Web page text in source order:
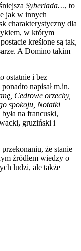
Syberiada…, to
jak w innych
charakterystyczny dla
w którym
kreślone są tak,
A Domino takim
ostatnie i bez
napisał m.in.
Cedrowe orzechy,
spokoju, Notatki
na francuski,
gruziński i
że stanie
źródłem wiedzy o
ludzi, ale także